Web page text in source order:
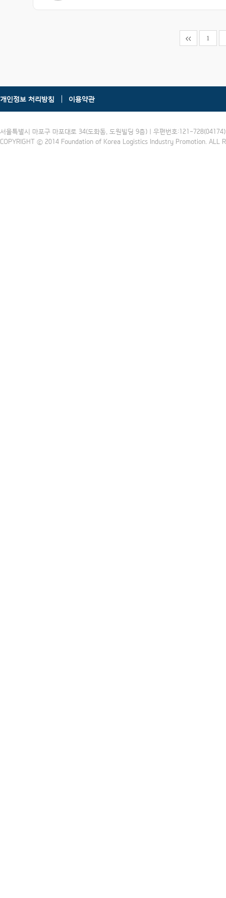
1
개인정보 처리방침 이용약관
서울특별시 마포구 마포대로 34(도화동, 도원빌딩 9층) | 우편번호:121-
COPYRIGHT ⓒ 2014 Foundation of Korea Logistics Industry Promotion. ALL